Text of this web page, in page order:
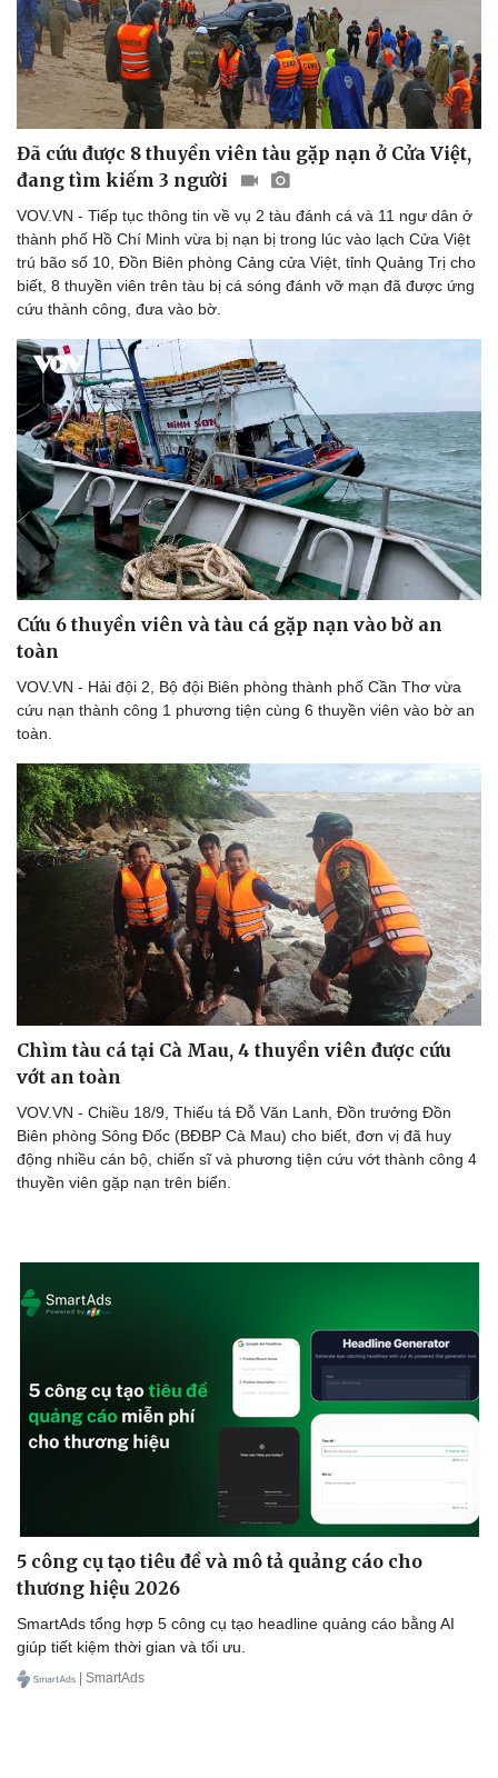
Thể thao
Bóng đá
Lịch thi đấu bóng đá
Thế giới thể thao
eSports
Hậu trường
Ô tô - Xe máy
Ô tô
Tư vấn
Đã cứu được 8 thuyền viên tàu gặp nạn ở Cửa Việt,
đang tìm kiếm 3 người
VOV.VN - Tiếp tục thông tin về vụ 2 tàu đánh cá và 11 ngư dân ở
thành phố Hồ Chí Minh vừa bị nạn bị trong lúc vào lạch Cửa Việt
trú bão số 10, Đồn Biên phòng Cảng cửa Việt, tỉnh Quảng Trị cho
biết, 8 thuyền viên trên tàu bị cá sóng đánh vỡ mạn đã được ứng
cứu thành công, đưa vào bờ.
Cứu 6 thuyền viên và tàu cá gặp nạn vào bờ an
toàn
VOV.VN - Hải đội 2, Bộ đội Biên phòng thành phố Cần Thơ vừa
cứu nạn thành công 1 phương tiện cùng 6 thuyền viên vào bờ an
toàn.
Chìm tàu cá tại Cà Mau, 4 thuyền viên được cứu
vớt an toàn
VOV.VN - Chiều 18/9, Thiếu tá Đỗ Văn Lanh, Đồn trưởng Đồn
Biên phòng Sông Đốc (BĐBP Cà Mau) cho biết, đơn vị đã huy
động nhiều cán bộ, chiến sĩ và phương tiện cứu vớt thành công 4
thuyền viên gặp nạn trên biển.
5 công cụ tạo tiêu đề và mô tả quảng cáo cho
thương hiệu 2026
SmartAds tổng hợp 5 công cụ tạo headline quảng cáo bằng AI
giúp tiết kiệm thời gian và tối ưu.
| SmartAds